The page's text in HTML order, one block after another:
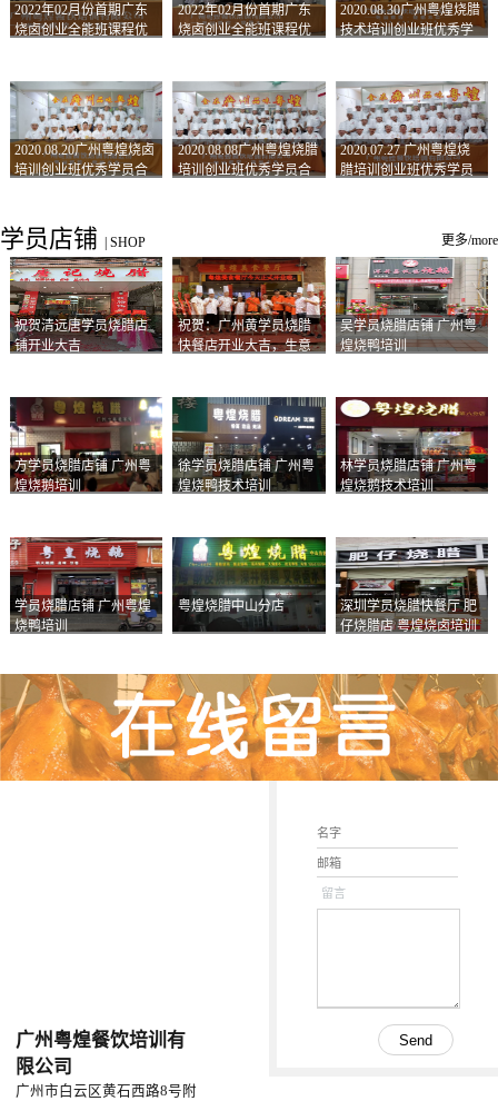
2022年02月份首期广东
烧卤创业全能班课程优
2022年02月份首期广东
烧卤创业全能班课程优
2020.08.30广州粤煌烧腊
技术培训创业班优秀学
2020.08.20广州粤煌烧卤
培训创业班优秀学员合
2020.08.08广州粤煌烧腊
培训创业班优秀学员合
2020.07.27 广州粤煌烧
腊培训创业班优秀学员
学员店铺 SHOP 更多/more
祝贺清远唐学员烧腊店
铺开业大吉
祝贺：广州黄学员烧腊
快餐店开业大吉，生意
吴学员烧腊店铺 广州粤
煌烧鸭培训
方学员烧腊店铺 广州粤
煌烧鹅培训
徐学员烧腊店铺 广州粤
煌烧鸭技术培训
林学员烧腊店铺 广州粤
煌烧鹅技术培训
学员烧腊店铺 广州粤煌
烧鸭培训
粤煌烧腊中山分店
深圳学员烧腊快餐厅 肥
仔烧腊店 粤煌烧卤培训
广州粤煌餐饮培训有
限公司
广州市白云区黄石西路8号附
留言